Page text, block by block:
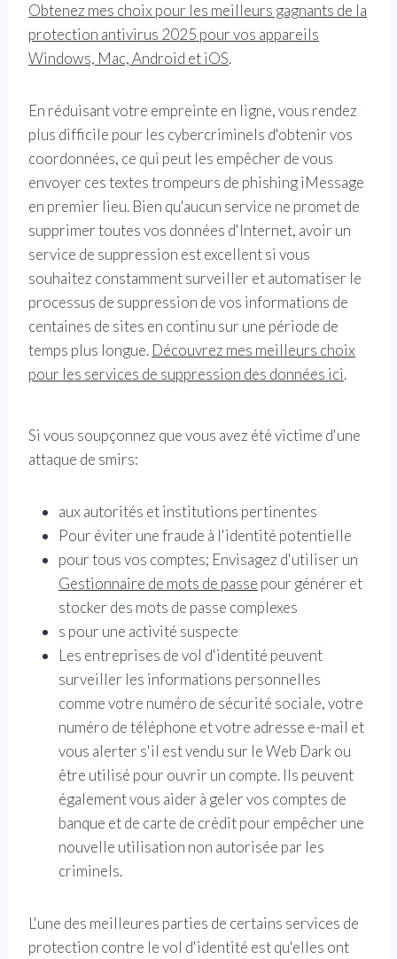
Obtenez mes choix pour les meilleurs gagnants de la
protection antivirus 2025 pour vos appareils
Windows, Mac, Android et iOS.
En réduisant votre empreinte en ligne, vous rendez
plus difficile pour les cybercriminels d'obtenir vos
coordonnées, ce qui peut les empêcher de vous
envoyer ces textes trompeurs de phishing iMessage
en premier lieu. Bien qu'aucun service ne promet de
supprimer toutes vos données d'Internet, avoir un
service de suppression est excellent si vous
souhaitez constamment surveiller et automatiser le
processus de suppression de vos informations de
centaines de sites en continu sur une période de
temps plus longue. Découvrez mes meilleurs choix
pour les services de suppression des données ici.
Si vous soupçonnez que vous avez été victime d'une
attaque de smirs:
aux autorités et institutions pertinentes
Pour éviter une fraude à l'identité potentielle
pour tous vos comptes; Envisagez d'utiliser un
Gestionnaire de mots de passe pour générer et
stocker des mots de passe complexes
s pour une activité suspecte
Les entreprises de vol d'identité peuvent
surveiller les informations personnelles
comme votre numéro de sécurité sociale, votre
numéro de téléphone et votre adresse e-mail et
vous alerter s'il est vendu sur le Web Dark ou
être utilisé pour ouvrir un compte. Ils peuvent
également vous aider à geler vos comptes de
banque et de carte de crédit pour empêcher une
nouvelle utilisation non autorisée par les
criminels.
L'une des meilleures parties de certains services de
protection contre le vol d'identité est qu'elles ont